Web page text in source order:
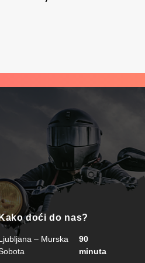
doći do nas?
– Murska
90
minuta